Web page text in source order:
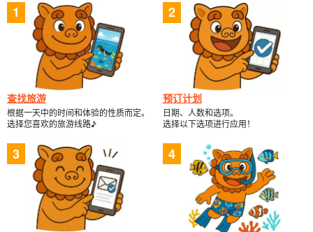
查找旅游
根据一天中的时间和体验的性质而定。
选择您喜欢的旅游线路♪
预订计划
日期、人数和选项。
选择以下选项进行应用！